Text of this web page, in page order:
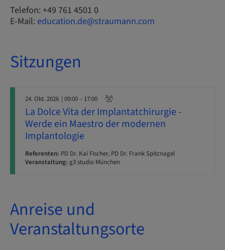
Telefon: +49 761 4501 0
E-Mail: education.de@straumann.com
Sitzungen
24. Okt. 2026 | 09:00 – 17:00
La Dolce Vita der Implantatchirurgie -
Werde ein Maestro der modernen
Implantologie
Referenten: PD Dr. Kai Fischer, PD Dr. Frank Spitznagel
Veranstaltung: g3 studio München
Anreise und
Veranstaltungsorte